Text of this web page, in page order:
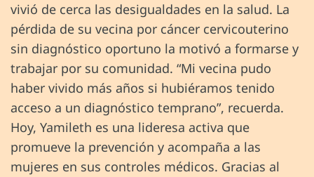
vivió de cerca las desigualdades en la salud. La
pérdida de su vecina por cáncer cervicouterino
sin diagnóstico oportuno la motivó a formarse y
trabajar por su comunidad. “Mi vecina pudo
haber vivido más años si hubiéramos tenido
acceso a un diagnóstico temprano”, recuerda.
Hoy, Yamileth es una lideresa activa que
promueve la prevención y acompaña a las
mujeres en sus controles médicos. Gracias al